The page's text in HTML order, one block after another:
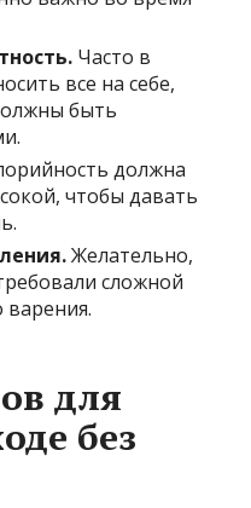
Часто в
все на себе,
быть
должна
чтобы давать
Желательно,
сложной
варения.
для
без